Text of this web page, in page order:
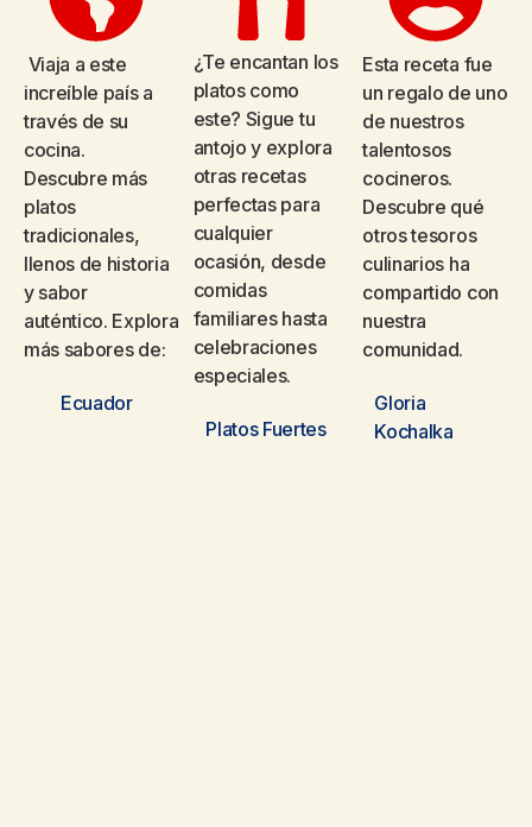
Viaja a este
increíble país a
través de su
cocina.
Descubre más
platos
tradicionales,
llenos de historia
y sabor
auténtico. Explora
más sabores de:
Ecuador
¿Te encantan los
platos como
este? Sigue tu
antojo y explora
otras recetas
perfectas para
cualquier
ocasión, desde
comidas
familiares hasta
celebraciones
especiales.
Platos Fuertes
Esta receta fue
un regalo de uno
de nuestros
talentosos
cocineros.
Descubre qué
otros tesoros
culinarios ha
compartido con
nuestra
comunidad.
Gloria
Kochalka